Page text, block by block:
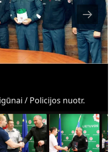
/ Policijos nuotr.